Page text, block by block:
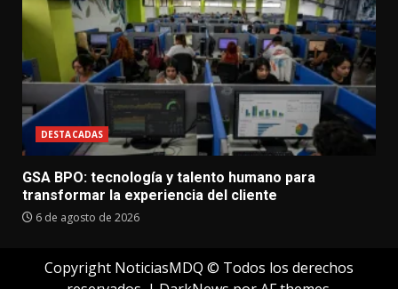
DESTACADAS
GSA BPO: tecnología y talento humano para
transformar la experiencia del cliente
6 de agosto de 2026
Copyright NoticiasMDQ © Todos los derechos